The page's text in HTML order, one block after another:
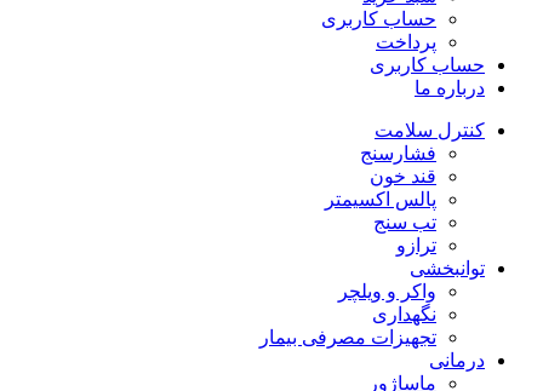
حساب کاربری
پرداخت
حساب کاربری
درباره ما
کنترل سلامت
فشارسنج
قند خون
پالس اکسیمتر
تب سنج
ترازو
توانبخشی
واکر و ویلچر
نگهداری
تجهیزات مصرفی بیمار
درمانی
ماساژور